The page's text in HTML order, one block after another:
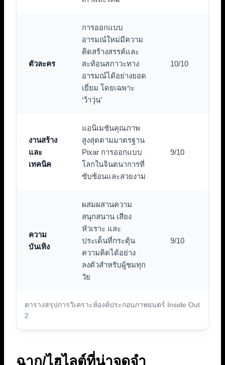
ตารางสรุปการวิเคราะห์องค์ประกอบภาพยนตร์ Inside Out
2
ตัวละคร
การออกแบบ
อารมณ์ใหม่มีความ
คิดสร้างสรรค์และ
สะท้อนสภาวะทาง
อารมณ์ได้อย่างยอด
เยี่ยม โดยเฉพาะ
‘ว้าวุ่น’
10/10
งานสร้าง
และ
เทคนิค
แอนิเมชันคุณภาพ
สูงสุดตามมาตรฐาน
Pixar การออกแบบ
โลกในจินตนาการที่
ซับซ้อนและสวยงาม
9/10
ความ
บันเทิง
ผสมผสานความ
สนุกสนาน เสียง
หัวเราะ และ
ประเด็นที่กระตุ้น
ความคิดได้อย่าง
ลงตัวสำหรับผู้ชมทุก
วัย
9/10
ฉาก/ไฮไลต์ที่น่าจดจำ